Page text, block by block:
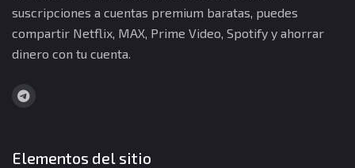
suscripciones a cuentas premium baratas, puedes
compartir Netflix, MAX, Prime Video, Spotify y ahorrar
dinero con tu cuenta.
Elementos del sitio